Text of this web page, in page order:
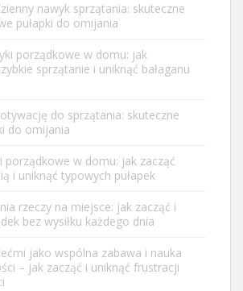
nawyk sprzątania: skuteczne
pułapki do omijania
porządkowe w domu: jak
sprzątanie i uniknąć bałaganu
do sprzątania: skuteczne
do omijania
porządkowe w domu: jak zacząć
i uniknąć typowych pułapek
rzeczy na miejsce: jak zacząć i
bez wysiłku każdego dnia
jako wspólna zabawa i nauka
– jak zacząć i uniknąć frustracji